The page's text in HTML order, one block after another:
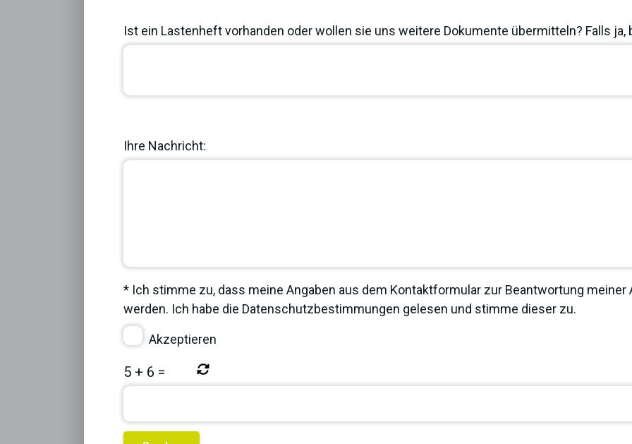
Ist ein Lastenheft vorhanden oder wollen sie uns weitere Dokumente übermitteln? Falls ja,
Ihre Nachricht:
* Ich stimme zu, dass meine Angaben aus dem Kontaktformular zur Beantwortung meiner
werden. Ich habe die Datenschutzbestimmungen gelesen und stimme dieser zu.
Akzeptieren
5 + 6 =